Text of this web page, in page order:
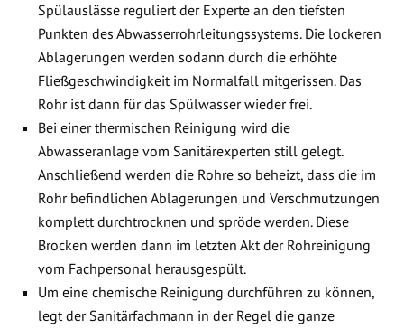
Spülauslässe reguliert der Experte an den tiefsten
Punkten des Abwasserrohrleitungssystems. Die lockeren
Ablagerungen werden sodann durch die erhöhte
Fließgeschwindigkeit im Normalfall mitgerissen. Das
Rohr ist dann für das Spülwasser wieder frei.
Bei einer thermischen Reinigung wird die
Abwasseranlage vom Sanitärexperten still gelegt.
Anschließend werden die Rohre so beheizt, dass die im
Rohr befindlichen Ablagerungen und Verschmutzungen
komplett durchtrocknen und spröde werden. Diese
Brocken werden dann im letzten Akt der Rohreinigung
vom Fachpersonal herausgespült.
Um eine chemische Reinigung durchführen zu können,
legt der Sanitärfachmann in der Regel die ganze